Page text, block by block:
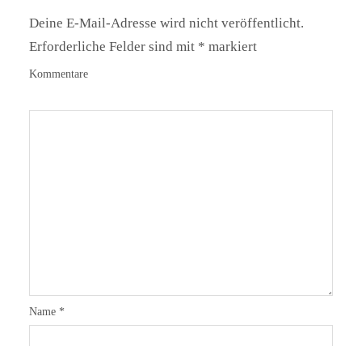
Deine E-Mail-Adresse wird nicht veröffentlicht.
Erforderliche Felder sind mit * markiert
Kommentare
Name *